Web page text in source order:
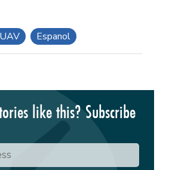
Espanol
like this? Subscribe